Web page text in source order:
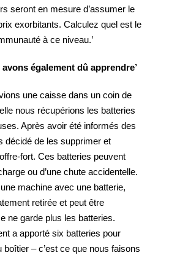
seront en mesure d’assumer le
exorbitants. Calculez quel est le
à ce niveau.’
également dû apprendre’
une caisse dans un coin de
nous récupérions les batteries
Après avoir été informés des
décidé de les supprimer et
fort. Ces batteries peuvent
ou d’une chute accidentelle.
machine avec une batterie,
retirée et peut être
ne garde plus les batteries.
a apporté six batteries pour
boîtier – c’est ce que nous faisons